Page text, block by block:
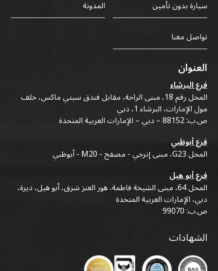
سيارة بدون تأمين
المدونة
تواصل معنا
العنوان
فرع البرشاء
المحل رقم 18، مبنى الراحة، مقابل فندق سيتي ماكس، خلف
مول الإمارات، البرشاء 1، دبي
ص.ب: 88152 – دبي – الإمارات العربية المتحدة
فرع أبوظبي
المحل G23، مبنى إنرجي - مصفح - M20 - أبوظبي
فرع أبو هيل
المحل 64، مبنى الشيخة فاطمة، هور العنز شرق، أبو هيل، ديرة،
دبي، الإمارات العربية المتحدة
ص.ب: 99070
الشهادات